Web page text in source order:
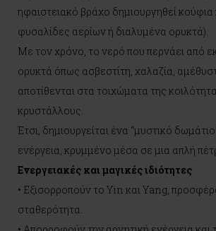
ηφαιστειακό βράχο δημιουργηθεί κούφια
φυσαλίδες αερίων ή διαλυμένα ορυκτά).
Με τον χρόνο, το νερό που περνάει από
ορυκτά όπως ασβεστίτη, χαλαζία,
αποτίθενται στα τοιχώματα της
κρυστάλλους.
Έτσι, δημιουργείται ένα “μυστικό
ενέργεια, κρυμμένο μέσα σε μια απλή
Ενεργειακές και μαγικές ιδιότητες
• Εξισορροπούν το Yin και Yang,
σταθερότητα.